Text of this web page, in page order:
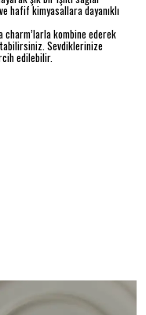
hafif kimyasallara dayanıklı
charm’larla kombine ederek
Sevdiklerinize
edilebilir.